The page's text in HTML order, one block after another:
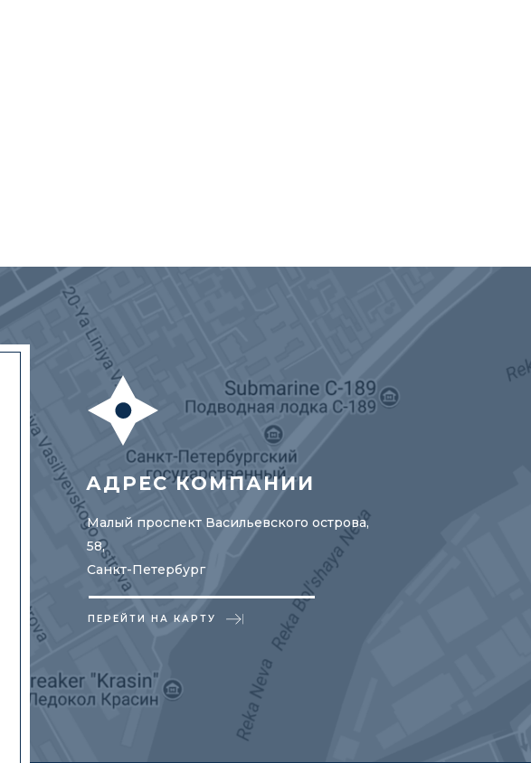
АДРЕС КОМПАНИИ
Малый проспект Васильевского острова,
58,
Санкт-Петербург
ПЕРЕЙТИ НА КАРТУ